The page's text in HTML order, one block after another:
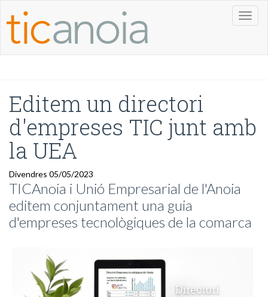
Editem un directori
d'empreses TIC junt amb
la UEA
Divendres 05/05/2023
TICAnoia i Unió Empresarial de l'Anoia
editem conjuntament una guia
d'empreses tecnològiques de la comarca